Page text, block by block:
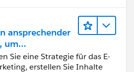
ansprechender
um
zu
Sie eine Strategie für das E-
erstellen Sie Inhalte